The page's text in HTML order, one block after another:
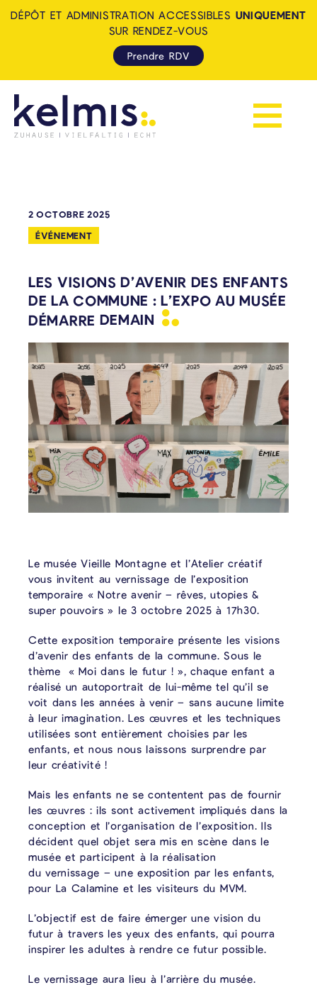
Afficher la
DÉPÔT ET ADMINISTRATION ACCESSIBLES UNIQUEMENT
SUR RENDEZ-VOUS
Prendre RDV
2 OCTOBRE 2025
ÉVÉNEMENT
LES VISIONS D’AVENIR DES ENFANTS
DE LA COMMUNE : L’EXPO AU MUSÉE
DÉMARRE DEMAIN
Le musée Vieille Montagne et l’Atelier créatif
vous invitent au vernissage de l’exposition
temporaire « Notre avenir – rêves, utopies &
super pouvoirs » le 3 octobre 2025 à 17h30.
Cette exposition temporaire présente les visions
d’avenir des enfants de la commune. Sous le
thème « Moi dans le futur ! », chaque enfant a
réalisé un autoportrait de lui-même tel qu’il se
voit dans les années à venir – sans aucune limite
à leur imagination. Les œuvres et les techniques
utilisées sont entièrement choisies par les
enfants, et nous nous laissons surprendre par
leur créativité !
Mais les enfants ne se contentent pas de fournir
les œuvres : ils sont activement impliqués dans la
conception et l’organisation de l’exposition. Ils
décident quel objet sera mis en scène dans le
musée et participent à la réalisation
du vernissage – une exposition par les enfants,
pour La Calamine et les visiteurs du MVM.
L’objectif est de faire émerger une vision du
futur à travers les yeux des enfants, qui pourra
inspirer les adultes à rendre ce futur possible.
Le vernissage aura lieu à l’arrière du musée.